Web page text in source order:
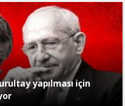
yapılması için